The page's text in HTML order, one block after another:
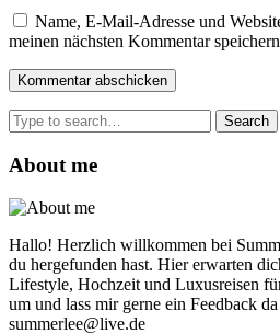
Name, E-Mail-Adresse und
meinen nächsten Kommentar
Search
for:
About me
Hallo! Herzlich willkommen bei
du hergefunden hast. Hier erwarten
Lifestyle, Hochzeit und Luxusreisen
um und lass mir gerne ein Feedback
summerlee@live.de